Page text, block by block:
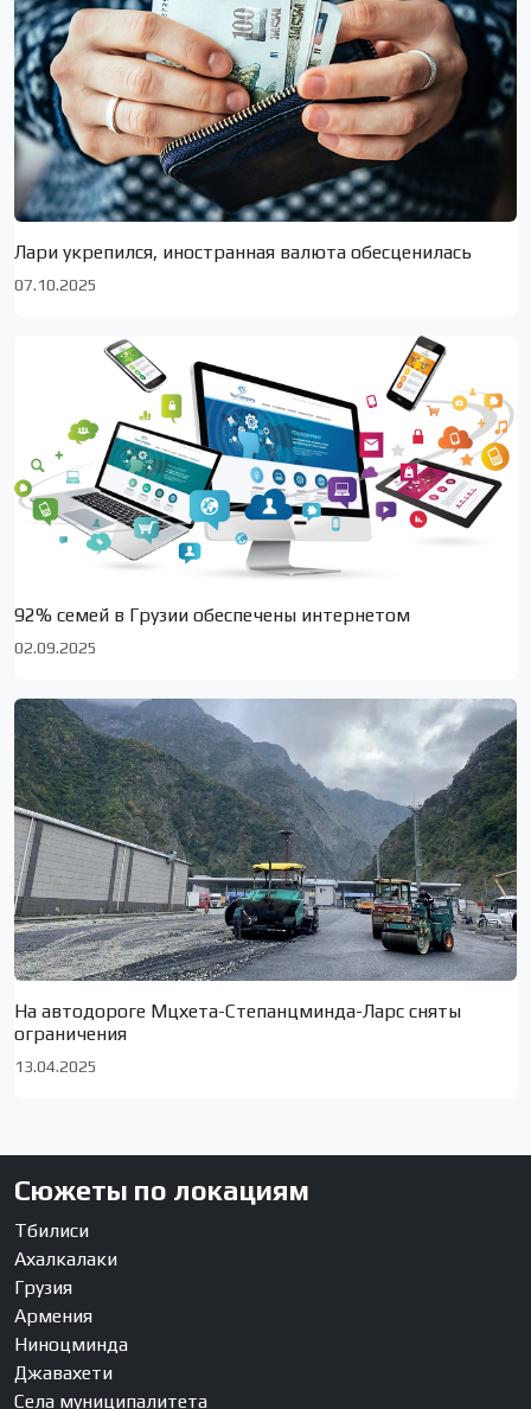
Лари укрепился, иностранная валюта обесценилась
07.10.2025
92% семей в Грузии обеспечены интернетом
02.09.2025
На автодороге Мцхета-Степанцминда-Ларс сняты
ограничения
13.04.2025
Сюжеты по локациям
Тбилиси
Ахалкалаки
Грузия
Армения
Ниноцминда
Джавахети
Села муниципалитета